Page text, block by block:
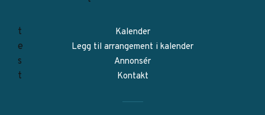
Kalender
Legg til arrangement i kalender
Annonsér
Kontakt